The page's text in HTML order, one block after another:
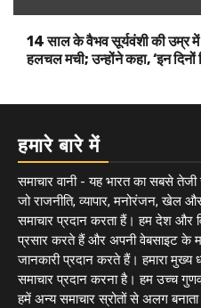
14 साल के वैभव सूर्यवंशी की उम्र
हलचल मची; उन्होंने कहा, ‘इन
हमारे बारे में
समाचार वानी - यह भारत का सबसे
जो राजनीति, व्यापार, मनोरंजन, खेल
समाचार प्रदान करता हैं। हम देश और
प्रसार करते हैं और अपनी वेबसाइट के
जानकारी प्रदान करते हैं। हमारा मुख्य
समाचार प्रदान करना है। हम उच्च
हमें अन्य समाचार स्रोतों से अलग